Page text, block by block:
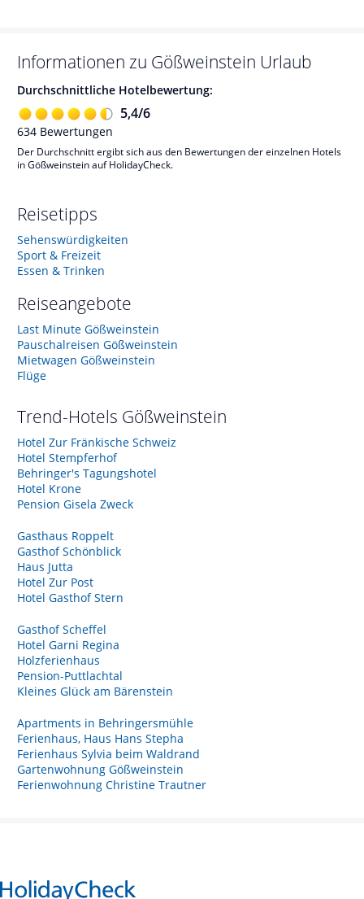
Informationen zu Gößweinstein Urlaub
Durchschnittliche Hotelbewertung:
5,4/6
634 Bewertungen
Der Durchschnitt ergibt sich aus den Bewertungen der einzelnen Hotels
in Gößweinstein auf HolidayCheck.
Reisetipps
Sehenswürdigkeiten
Sport & Freizeit
Essen & Trinken
Reiseangebote
Last Minute Gößweinstein
Pauschalreisen Gößweinstein
Mietwagen Gößweinstein
Flüge
Trend-Hotels Gößweinstein
Hotel Zur Fränkische Schweiz
Hotel Stempferhof
Behringer's Tagungshotel
Hotel Krone
Pension Gisela Zweck
Gasthaus Roppelt
Gasthof Schönblick
Haus Jutta
Hotel Zur Post
Hotel Gasthof Stern
Gasthof Scheffel
Hotel Garni Regina
Holzferienhaus
Pension-Puttlachtal
Kleines Glück am Bärenstein
Apartments in Behringersmühle
Ferienhaus, Haus Hans Stepha
Ferienhaus Sylvia beim Waldrand
Gartenwohnung Gößweinstein
Ferienwohnung Christine Trautner